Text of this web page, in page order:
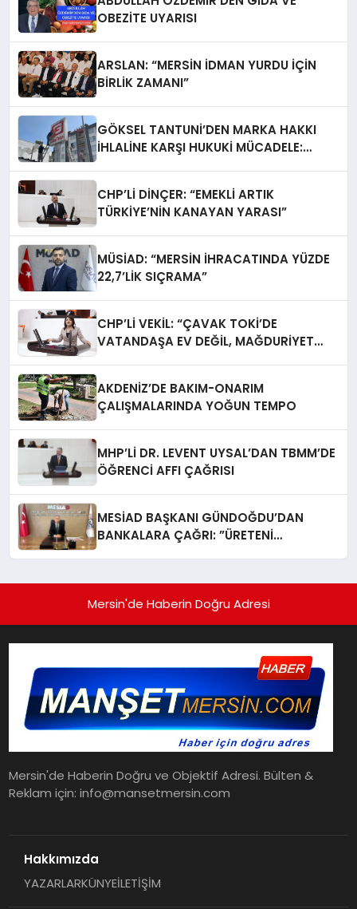
OBEZİTE UYARISI
ARSLAN: “MERSİN İDMAN YURDU İÇİN
BİRLİK ZAMANI”
GÖKSEL TANTUNİ’DEN MARKA HAKKI
İHLALİNE KARŞI HUKUKİ MÜCADELE:
CHP’Lİ DİNÇER: “EMEKLİ ARTIK
TÜRKİYE’NİN KANAYAN YARASI”
MÜSİAD: “MERSİN İHRACATINDA YÜZDE
22,7’LİK SIÇRAMA”
CHP’Lİ VEKİL: “ÇAVAK TOKİ’DE
VATANDAŞA EV DEĞİL, MAĞDURİYET
AKDENİZ’DE BAKIM-ONARIM
ÇALIŞMALARINDA YOĞUN TEMPO
MHP’Lİ DR. LEVENT UYSAL’DAN TBMM’DE
ÖĞRENCİ AFFI ÇAĞRISI
MESİAD BAŞKANI GÜNDOĞDU’DAN
BANKALARA ÇAĞRI: ​”ÜRETENİ
Mersin'de Haberin Doğru Adresi
Mersin'de Haberin Doğru ve Objektif Adresi. Bülten &
Reklam için: info@mansetmersin.com
Hakkımızda
YAZARLARKÜNYEİLETİŞİM